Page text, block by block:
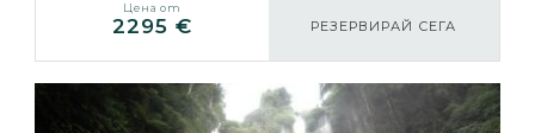
Цена от
2295 € РЕЗЕРВИРАЙ СЕГА